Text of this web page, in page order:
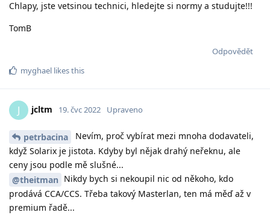
Chlapy, jste vetsinou technici, hledejte si normy a studujte!!!
TomB
Odpovědět
myghael likes this
J jcltm 19. čvc 2022 Upraveno
petrbacina
Nevím, proč vybírat mezi mnoha dodavateli,
když Solarix je jistota. Kdyby byl nějak drahý neřeknu, ale
ceny jsou podle mě slušné...
@theitman Nikdy bych si nekoupil nic od někoho, kdo
prodává CCA/CCS. Třeba takový Masterlan, ten má měď až v
premium řadě...